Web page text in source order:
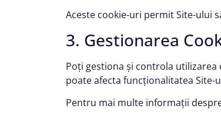
Aceste cookie-uri permit Site-ului
3. Gestionarea
Poți gestiona și controla
poate afecta funcționalitatea Site-
Pentru mai multe informații